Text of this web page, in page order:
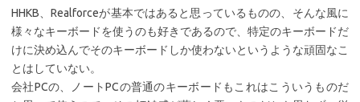
HHKB、Realforceが基本ではあると思っているものの、そんな風に
様々なキーボードを使うのも好きであるので、特定のキーボードだ
けに決め込んでそのキーボードしか使わないというような頑固なこ
とはしていない。
会社PCの、ノートPCの普通のキーボードもこれはこういうものだ